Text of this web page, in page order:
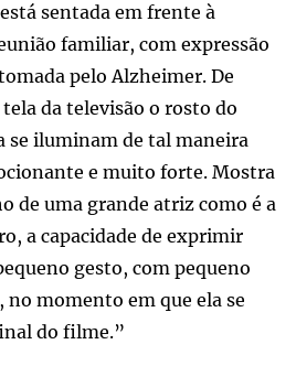
sentada em frente à
familiar, com expressão
pelo Alzheimer. De
da televisão o rosto do
se iluminam de tal maneira
e muito forte. Mostra
de uma grande atriz como é a
a capacidade de exprimir
gesto, com pequeno
momento em que ela se
do filme.”